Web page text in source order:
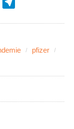
pfizer